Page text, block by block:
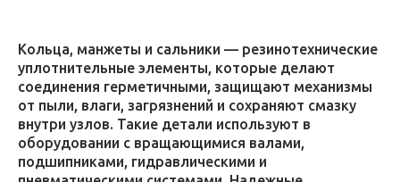
Кольца, манжеты и сальники — резинотехнические
уплотнительные элементы, которые делают
соединения герметичными, защищают механизмы
от пыли, влаги, загрязнений и сохраняют смазку
внутри узлов. Такие детали используют в
оборудовании с вращающимися валами,
подшипниками, гидравлическими и